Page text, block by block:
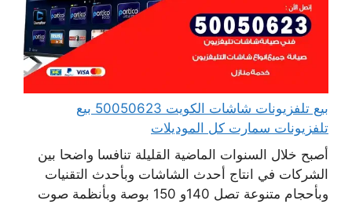
بيع تلفزيونات شاشات الكويت 50050623 بيع
تلفزيونات سمارت كل الموديلات
أصبح خلال السنوات الماضية القليلة تنافسا واضحا بين
الشركات في انتاج أحدث الشاشات وبأحدث التقنيات
وبأحجام متنوعة تصل 140و 150 بوصة وبأنظمة صوت